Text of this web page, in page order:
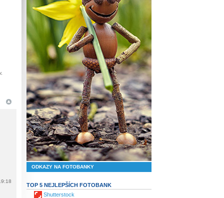
ODKAZY NA FOTOBANKY
TOP 5 NEJLEPŠÍCH FOTOBANK
Shutterstock